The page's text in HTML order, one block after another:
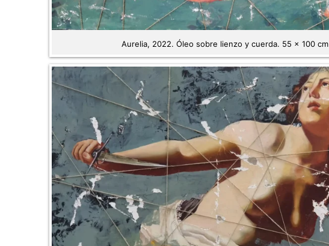
Aurelia, 2022. Óleo sobre lienzo y cuerda. 55 x 100 cm